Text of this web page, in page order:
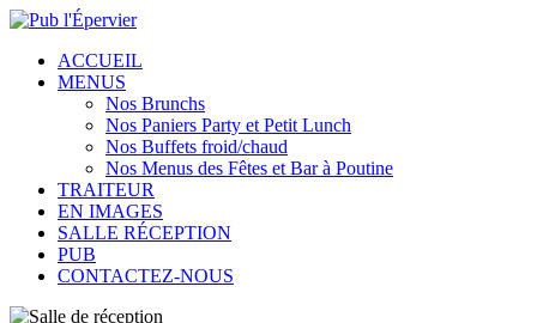
ACCUEIL
MENUS
Nos Brunchs
Nos Paniers Party et Petit Lunch
Nos Buffets froid/chaud
Nos Menus des Fêtes et Bar à Poutine
TRAITEUR
EN IMAGES
SALLE RÉCEPTION
PUB
CONTACTEZ-NOUS